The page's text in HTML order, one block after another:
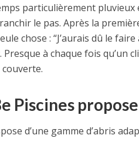
particulièrement pluvieux
le pas. Après la
chose : “J’aurais dû le
à chaque fois qu’un
Piscines
d’une gamme d’abris